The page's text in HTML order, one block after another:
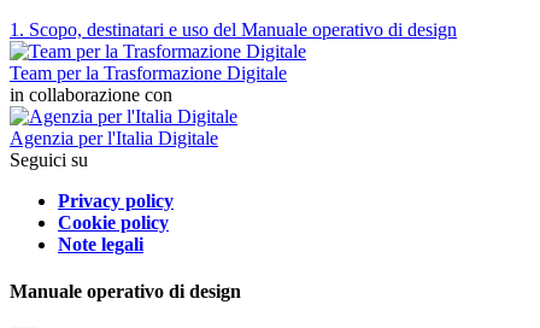
1. Scopo, destinatari e uso del Manuale operativo di design
Team per la Trasformazione Digitale
in collaborazione con
Agenzia per l'Italia Digitale
Seguici su
Privacy policy
Cookie policy
Note legali
Manuale operativo di design